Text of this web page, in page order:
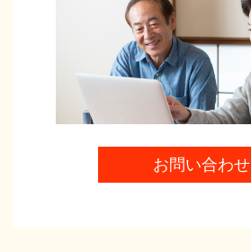
お問い合わせ